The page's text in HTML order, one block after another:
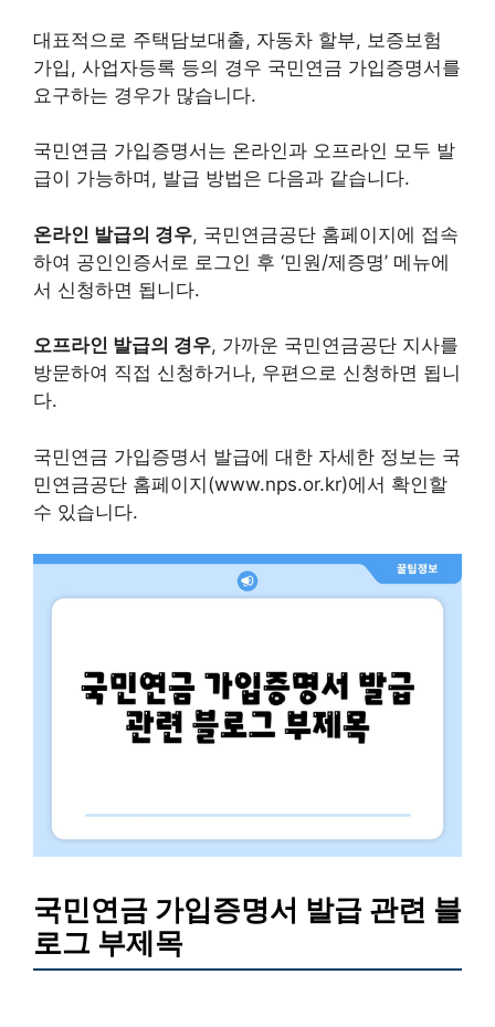
대표적으로 주택담보대출, 자동차 할부, 보증보험
가입, 사업자등록 등의 경우 국민연금 가입증명서를
요구하는 경우가 많습니다.
국민연금 가입증명서는 온라인과 오프라인 모두 발
급이 가능하며, 발급 방법은 다음과 같습니다.
온라인 발급의 경우, 국민연금공단 홈페이지에 접속
하여 공인인증서로 로그인 후 ‘민원/제증명’ 메뉴에
서 신청하면 됩니다.
오프라인 발급의 경우, 가까운 국민연금공단 지사를
방문하여 직접 신청하거나, 우편으로 신청하면 됩니
다.
국민연금 가입증명서 발급에 대한 자세한 정보는 국
민연금공단 홈페이지(www.nps.or.kr)에서 확인할
수 있습니다.
국민연금 가입증명서 발급 관련 블
로그 부제목